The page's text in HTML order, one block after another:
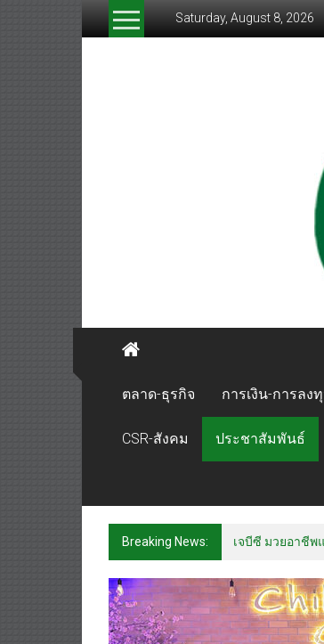
Saturday, August 8, 2026
ตลาด-ธุรกิจ การเงิน-การลง
CSR-สังคม ประชาสัมพันธ์
Breaking News: เจบีซี มวยอาชีพ